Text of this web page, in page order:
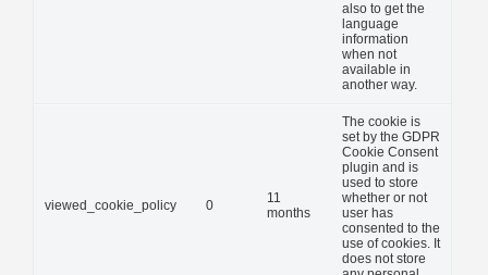
also to get the
language
information
when not
available in
another way.
viewed_cookie_policy 0
11
months
The cookie is
set by the GDPR
Cookie Consent
plugin and is
used to store
whether or not
user has
consented to the
use of cookies. It
does not store